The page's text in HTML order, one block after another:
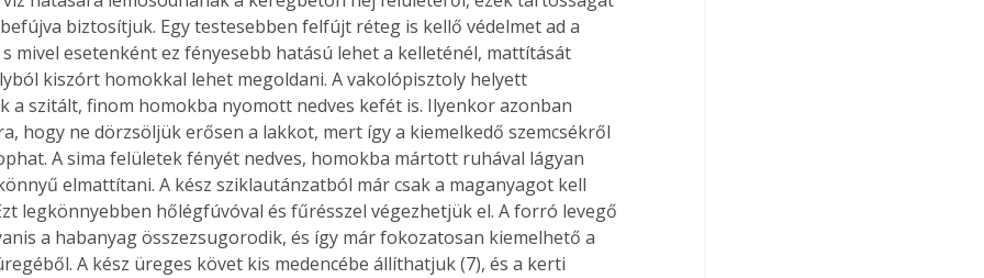
Gyógyító növények: a
természet kincsei az
biztosítjuk. Egy testesebben felfújt réteg is kellő védelmet ad a
mivel esetenként ez fényesebb hatású lehet a kelleténél, mattítását
kiszórt homokkal lehet megoldani. A vakolópisztoly helyett
a szitált, finom homokba nyomott nedves kefét is. Ilyenkor azonban
hogy ne dörzsöljük erősen a lakkot, mert így a kiemelkedő szemcsékről
A sima felületek fényét nedves, homokba mártott ruhával lágyan
elmattítani. A kész sziklautánzatból már csak a maganyagot kell
legkönnyebben hőlégfúvóval és fűrésszel végezhetjük el. A forró levegő
a habanyag összezsugorodik, és így már fokozatosan kiemelhető a
A kész üreges követ kis medencébe állíthatjuk (7), és a kerti